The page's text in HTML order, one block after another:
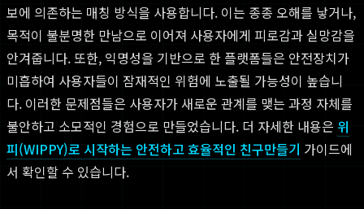
보에 의존하는 매칭 방식을 사용합니다. 이는 종종 오해를 낳거나,
목적이 불분명한 만남으로 이어져 사용자에게 피로감과 실망감을
안겨줍니다. 또한, 익명성을 기반으로 한 플랫폼들은 안전장치가
미흡하여 사용자들이 잠재적인 위험에 노출될 가능성이 높습니
다. 이러한 문제점들은 사용자가 새로운 관계를 맺는 과정 자체를
불안하고 소모적인 경험으로 만들었습니다. 더 자세한 내용은 위
피(WIPPY)로 시작하는 안전하고 효율적인 친구만들기 가이드에
서 확인할 수 있습니다.